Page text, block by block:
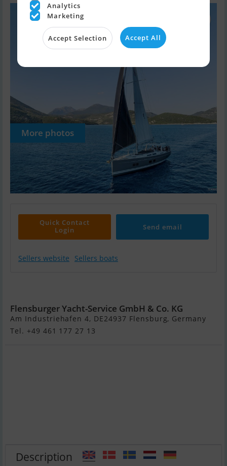
More photos
Quick Contact
Login
Send email
Sellers website Sellers boats
Flensburger Yacht-Service GmbH & Co. KG
Am Industriehafen 4, DE24937 Flensburg, Germany
Tel. +49 461 177 27 13
Description
Analytics
Marketing
Accept Selection Accept All